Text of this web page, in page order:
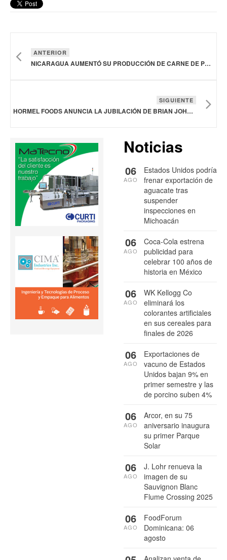
ANTERIOR
NICARAGUA AUMENTÓ SU PRODUCCIÓN DE CARNE DE POLLO UN 10.1% EN 2024
SIGUIENTE
HORMEL FOODS ANUNCIA LA JUBILACIÓN DE BRIAN JOHNSON, VICEPRESIDENTE Y SECRETARIO CORPORATIVO
Noticias
Estados Unidos podría
frenar exportación de
aguacate tras
suspender
inspecciones en
Michoacán
06
AGO
Coca-Cola estrena
publicidad para
celebrar 100 años de
historia en México
06
AGO
WK Kellogg Co
eliminará los
colorantes artificiales
en sus cereales para
finales de 2026
06
AGO
Exportaciones de
vacuno de Estados
Unidos bajan 9% en
primer semestre y las
de porcino suben 4%
06
AGO
Arcor, en su 75
aniversario inaugura
su primer Parque
Solar
06
AGO
J. Lohr renueva la
imagen de su
Sauvignon Blanc
Flume Crossing 2025
06
AGO
FoodForum
Dominicana: 06
agosto
06
AGO